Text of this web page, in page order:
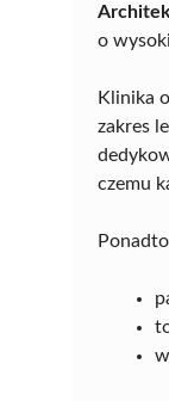
o
Klinika
zakres
czemu